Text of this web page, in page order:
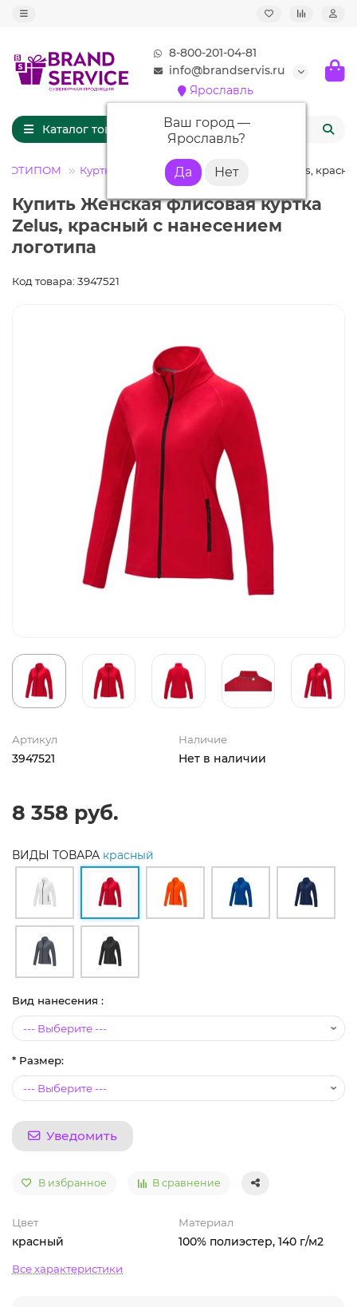
8-800-201-04-81
info@brandservis.ru
Ярославль
Ваш город —
Ярославль?
Каталог товаров
Куртки Женская флисовая куртка Zelus,
Купить Женская флисовая куртка
Zelus, красный с нанесением
логотипа
Код товара: 3947521
Артикул
3947521
Наличие
Нет в наличии
8 358 руб.
ВИДЫ ТОВАРА красный
Вид нанесения :
* Размер:
Уведомить
В избранное В сравнение
Цвет
красный
Материал
100% полиэстер, 140 г/м2
Все характеристики